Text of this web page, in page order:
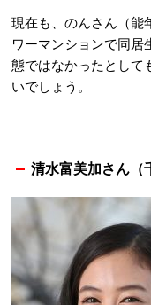
現在も、のんさん（能
ワーマンションで同居
態ではなかったとして
いでしょう。
清水富美加さん（